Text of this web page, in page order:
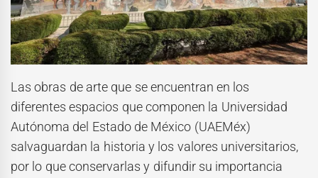
Las obras de arte que se encuentran en los
diferentes espacios que componen la Universidad
Autónoma del Estado de México (UAEMéx)
salvaguardan la historia y los valores universitarios,
por lo que conservarlas y difundir su importancia